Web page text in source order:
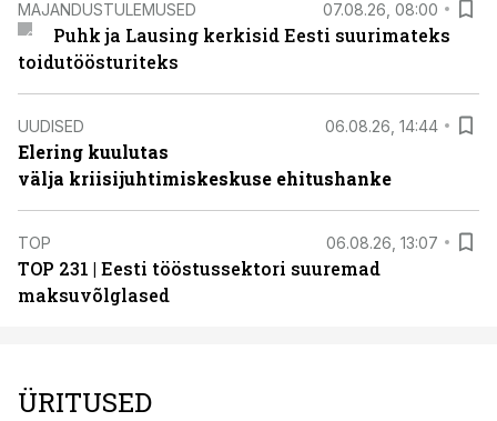
MAJANDUSTULEMUSED 07.08.26, 08:00
Puhk ja Lausing kerkisid Eesti suurimateks
toidutöösturiteks
UUDISED 06.08.26, 14:44
Elering kuulutas
välja kriisijuhtimiskeskuse ehitushanke
TOP 06.08.26, 13:07
TOP 231 | Eesti tööstussektori suuremad
maksuvõlglased
ÜRITUSED